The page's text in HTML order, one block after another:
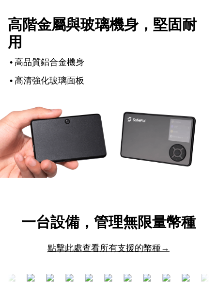
高階金屬與玻璃機身，堅固耐
用
•高品質鋁合金機身
•高清強化玻璃面板
一台設備，管理無限量幣種
點擊此處查看所有支援的幣種→